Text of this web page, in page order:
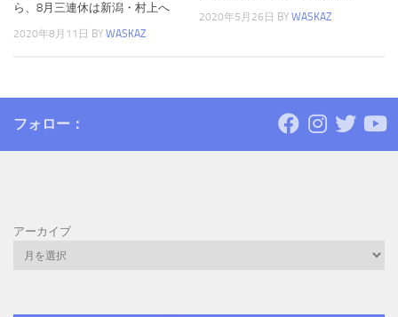
ら、8月三連休は新潟・村上へ
2020年8月11日 BY WASKAZ
2020年5月26日 BY WASKAZ
フォロー：
アーカイブ